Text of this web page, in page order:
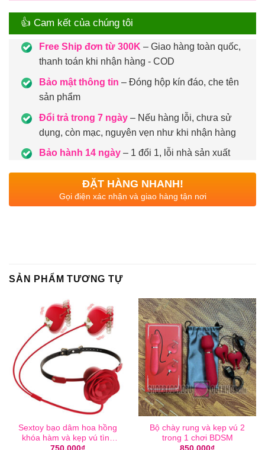
👍 Cam kết của chúng tôi
Free Ship đơn từ 300K – Giao hàng toàn quốc,
thanh toán khi nhận hàng - COD
Bảo mật thông tin – Đóng hộp kín đáo, che tên
sản phẩm
Đổi trả trong 7 ngày– Nếu hàng lỗi, chưa sử
dụng, còn mạc, nguyên vẹn như khi nhận hàng
Bảo hành 14 ngày– 1 đổi 1, lỗi nhà sản xuất
ĐẶT HÀNG NHANH!
Gọi điện xác nhận và giao hàng tận nơi
SẢN PHẨM TƯƠNG TỰ
Sextoy bạo dâm hoa hồng
khóa hàm và kẹp vú tình
dục
Bộ chày rung và kẹp vú 2
trong 1 chơi BDSM